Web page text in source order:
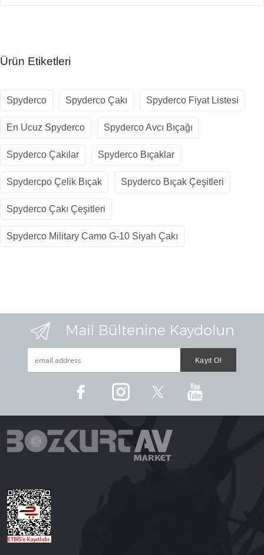
Ürün Etiketleri
Spyderco Spyderco Çakı Spyderco Fiyat Listesi
En Ucuz Spyderco Spyderco Avcı Bıçağı
Spyderco Çakılar Spyderco Bıçaklar
Spydercpo Çelik Bıçak Spyderco Bıçak Çeşitleri
Spyderco Çakı Çeşitleri
Spyderco Military Camo G-10 Siyah Çakı